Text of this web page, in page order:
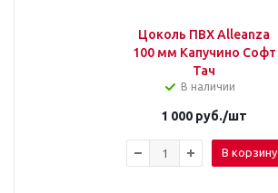
Цоколь ПВХ Alleanza
100 мм Капучино Софт
Тач
В наличии
1 000 руб./шт
В корзину